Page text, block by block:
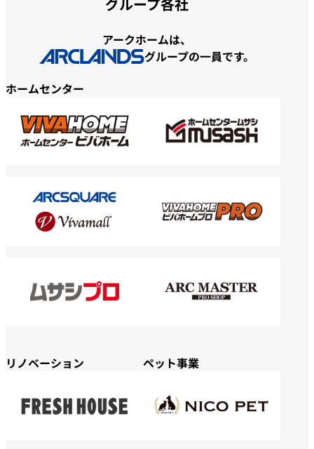
アークホームは、
グループの一員です。
ホームセンター
リノベーション ペット事業